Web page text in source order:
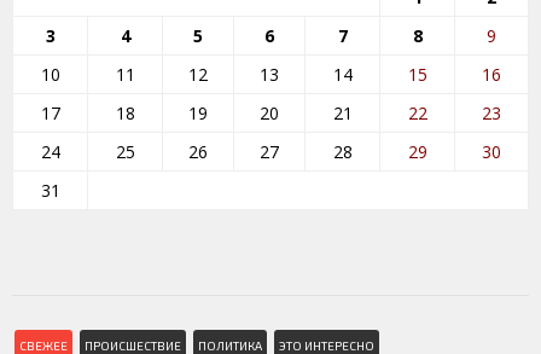
3
4 5 6 7 8
9
10
11 12 13 14 15
16
17
18 19 20 21 22
23
24
25 26 27 28 29
30
31
СВЕЖЕЕ ПРОИСШЕСТВИЕ ПОЛИТИКА ЭТО ИНТЕРЕСНО